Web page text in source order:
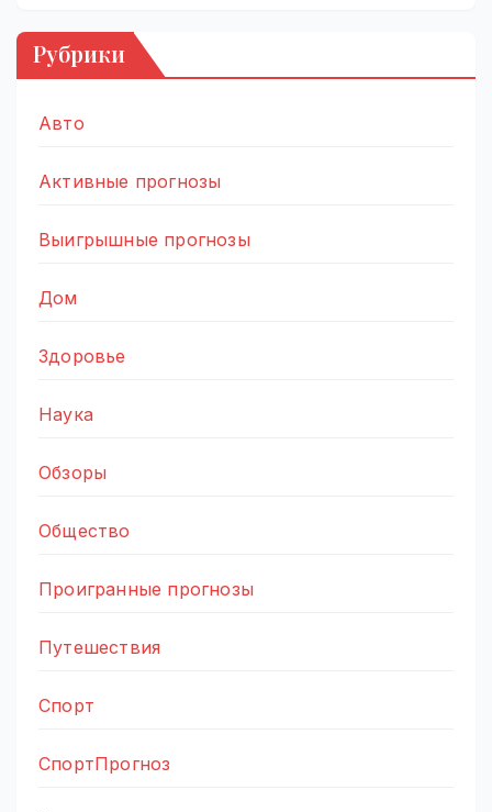
Рубрики
Авто
Активные прогнозы
Выигрышные прогнозы
Дом
Здоровье
Наука
Обзоры
Общество
Проигранные прогнозы
Путешествия
Спорт
СпортПрогноз